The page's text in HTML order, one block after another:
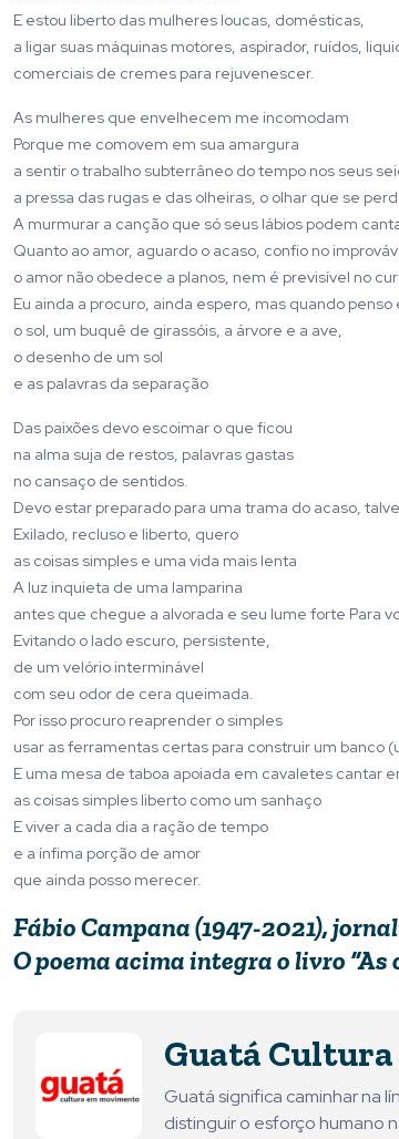
E estou liberto das mulheres loucas, domésticas,
a ligar suas máquinas motores, aspirador, ruídos,
comerciais de cremes para rejuvenescer.
As mulheres que envelhecem me incomodam
Porque me comovem em sua amargura
a sentir o trabalho subterrâneo do tempo nos seus
a pressa das rugas e das olheiras, o olhar que se
A murmurar a canção que só seus lábios podem
Quanto ao amor, aguardo o acaso, confio no
o amor não obedece a planos, nem é previsível no
Eu ainda a procuro, ainda espero, mas quando
o sol, um buquê de girassóis, a árvore e a ave,
o desenho de um sol
e as palavras da separação
Das paixões devo escoimar o que ficou
na alma suja de restos, palavras gastas
no cansaço de sentidos.
Devo estar preparado para uma trama do acaso,
Exilado, recluso e liberto, quero
as coisas simples e uma vida mais lenta
A luz inquieta de uma lamparina
antes que chegue a alvorada e seu lume forte Para
Evitando o lado escuro, persistente,
de um velório interminável
com seu odor de cera queimada.
Por isso procuro reaprender o simples
usar as ferramentas certas para construir um banco
E uma mesa de taboa apoiada em cavaletes cantar
as coisas simples liberto como um sanhaço
E viver a cada dia a ração de tempo
e a ínfima porção de amor
que ainda posso merecer.
Fábio Campana (1947-2021),
O poema acima integra o livro “As
Guatá
Guatá significa caminhar na
distinguir o esforço humano